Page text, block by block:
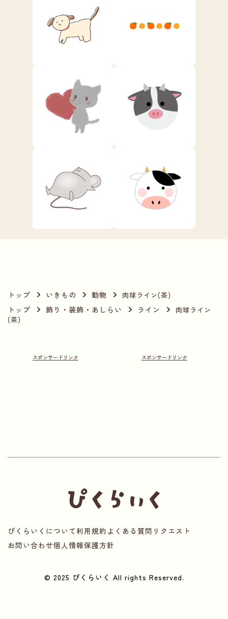
トップ いきもの 動物 肉球ライン(茶)
トップ 飾り・装飾・あしらい ライン
肉球ライン
(茶)
ぴくらいくについて利用規約 よくある質問 リクエスト
お問い合わせ個人情報保護方針
© 2025 ぴくらいく All rights Reserved.